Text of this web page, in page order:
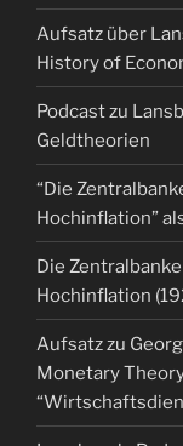
Aufsatz über
History of
Podcast zu
Geldtheorien
“Die
Hochinflation”
Die
Hochinflation
Aufsatz zu
Monetary